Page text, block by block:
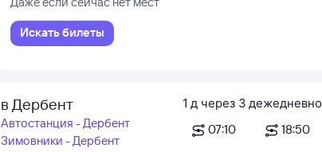
Искать билеты
в Дербент
Автостанция - Дербент
Зимовники - Дербент
1 д через 3 д
07:10
ежедневно
18:50